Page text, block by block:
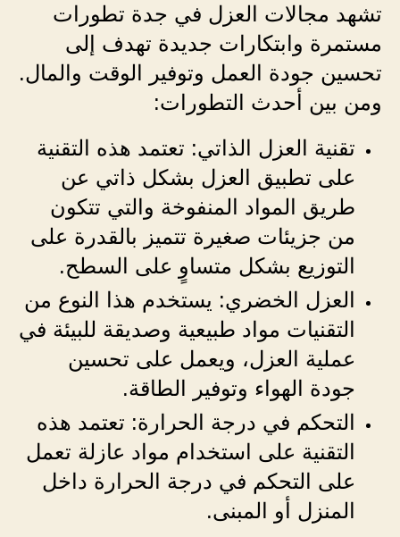
تشهد مجالات العزل في جدة تطورات
مستمرة وابتكارات جديدة تهدف إلى
تحسين جودة العمل وتوفير الوقت والمال.
ومن بين أحدث التطورات:
تقنية العزل الذاتي: تعتمد هذه التقنية
على تطبيق العزل بشكل ذاتي عن
طريق المواد المنفوخة والتي تتكون
من جزيئات صغيرة تتميز بالقدرة على
التوزيع بشكل متساوٍ على السطح.
العزل الخضري: يستخدم هذا النوع من
التقنيات مواد طبيعية وصديقة للبيئة في
عملية العزل، ويعمل على تحسين
جودة الهواء وتوفير الطاقة.
التحكم في درجة الحرارة: تعتمد هذه
التقنية على استخدام مواد عازلة تعمل
على التحكم في درجة الحرارة داخل
المنزل أو المبنى.